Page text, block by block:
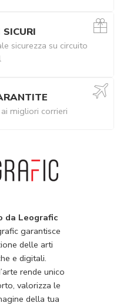
sicurezza su circuito
migliori corrieri
da Leografic
garantisce
delle arti
e digitali.
rende unico
valorizza le
della tua